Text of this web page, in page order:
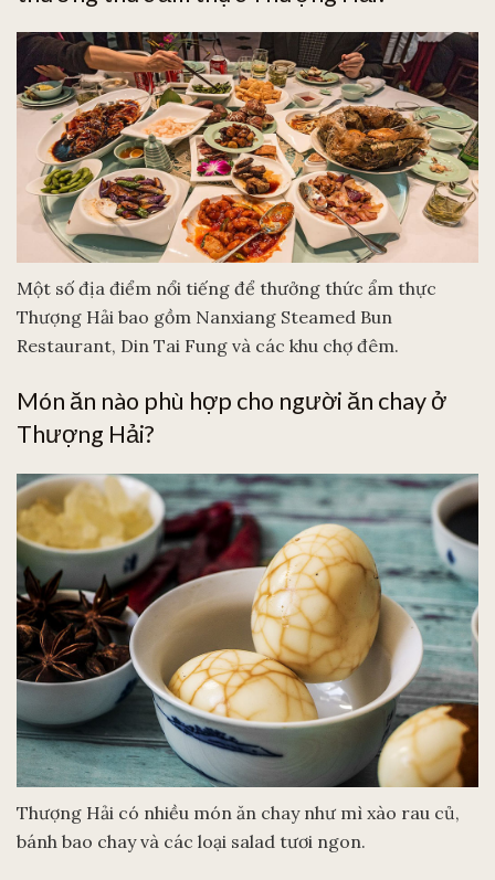
Một số địa điểm nổi tiếng để thưởng thức ẩm thực
Thượng Hải bao gồm Nanxiang Steamed Bun
Restaurant, Din Tai Fung và các khu chợ đêm.
Món ăn nào phù hợp cho người ăn chay ở
Thượng Hải?
Thượng Hải có nhiều món ăn chay như mì xào rau củ,
bánh bao chay và các loại salad tươi ngon.